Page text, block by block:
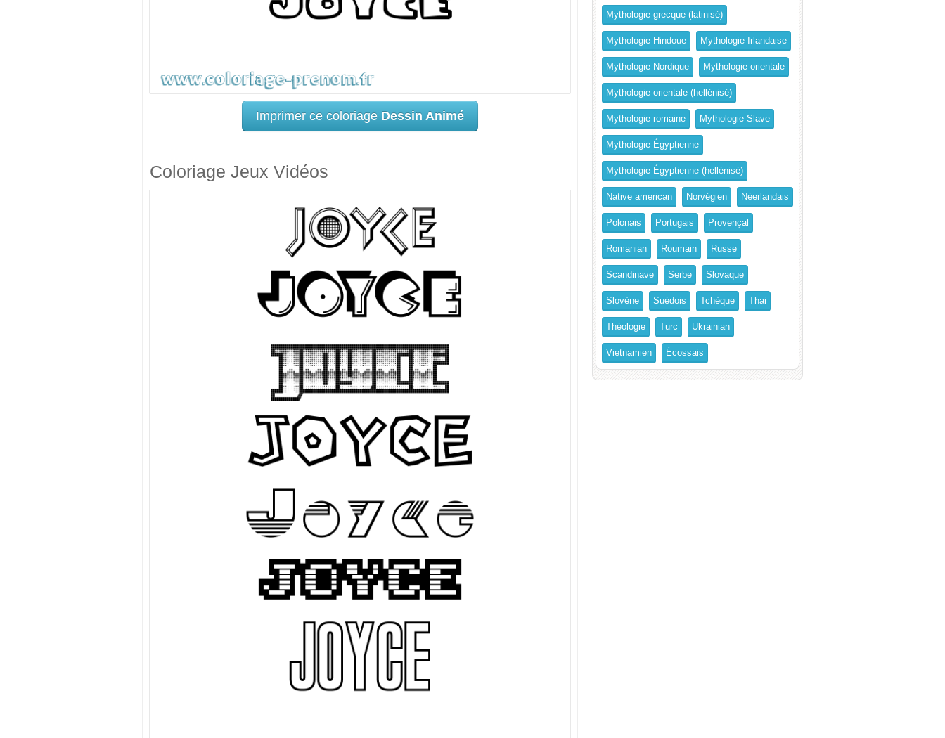
Imprimer ce coloriage Dessin Animé
Coloriage Jeux Vidéos
Mythologie grecque (latinisé)
Mythologie Hindoue Mythologie Irlandaise
Mythologie Nordique Mythologie orientale
Mythologie orientale (hellénisé)
Mythologie romaine Mythologie Slave
Mythologie Égyptienne
Mythologie Égyptienne (hellénisé)
Native american Norvégien Néerlandais
Polonais Portugais Provençal
Romanian Roumain Russe
Scandinave Serbe Slovaque
Slovène Suédois Tchèque Thai
Théologie Turc Ukrainian
Vietnamien Écossais